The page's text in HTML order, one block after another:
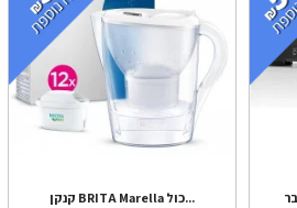
קנקן BRITA Marella כול...